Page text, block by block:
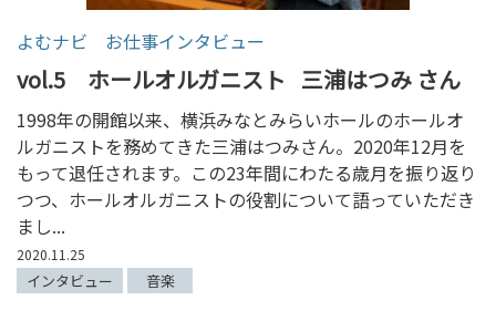
よむナビ お仕事インタビュー
vol.5 ホールオルガニスト 三浦はつみ さん
1998年の開館以来、横浜みなとみらいホールのホールオ
ルガニストを務めてきた三浦はつみさん。2020年12月を
もって退任されます。この23年間にわたる歳月を振り返り
つつ、ホールオルガニストの役割について語っていただき
まし...
2020.11.25
インタビュー 音楽